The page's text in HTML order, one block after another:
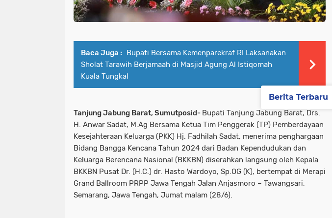
Baca Juga : Bupati Bersama Kemenparekraf RI Laksanakan
Sholat Tarawih Berjamaah di Masjid Agung Al Istiqomah
Kuala Tungkal
Tanjung Jabung Barat, Sumutposid- Bupati Tanjung Jabung Barat, Drs.
H. Anwar Sadat, M.Ag Bersama Ketua Tim Penggerak (TP) Pemberdayaan
Kesejahteraan Keluarga (PKK) Hj. Fadhilah Sadat, menerima penghargaan
Bidang Bangga Kencana Tahun 2024 dari Badan Kependudukan dan
Keluarga Berencana Nasional (BKKBN) diserahkan langsung oleh Kepala
BKKBN Pusat Dr. (H.C.) dr. Hasto Wardoyo, Sp.OG (K), bertempat di Merapi
Grand Ballroom PRPP Jawa Tengah Jalan Anjasmoro – Tawangsari,
Semarang, Jawa Tengah, Jumat malam (28/6).
Berita Terbaru